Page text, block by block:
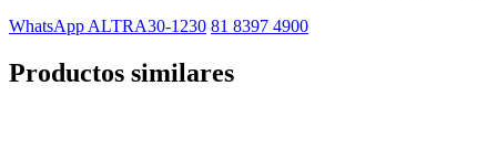
WhatsApp ALTRA30-1230 81 8397 4900
Productos similares